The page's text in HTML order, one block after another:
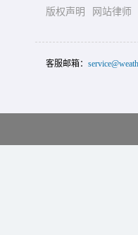
版权声明
网站律师
客服邮箱：